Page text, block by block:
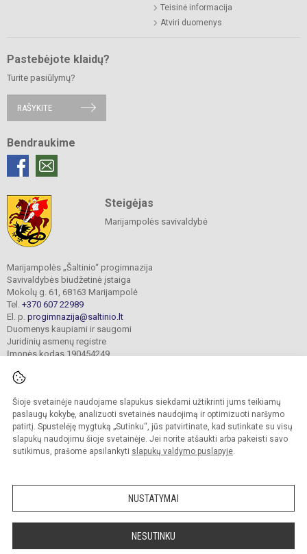
Šioje svetainėje naudojame slapukus siekdami užtikrinti jums teikiamų
paslaugų kokybę, analizuoti svetainės naudojimą ir optimizuoti naršymo
patirtį. Spustelėję mygtuką „Sutinku“, jūs patvirtinate, kad sutinkate su visų
slapukų naudojimu šioje svetainėje. Jei norite atšaukti arba pakeisti savo
sutikimus, prašome apsilankyti slapukų valdymo puslapyje.
NUSTATYMAI
NESUTINKU
Teisinė informacija
Atviri duomenys
Pastebėjote klaidų?
Turite pasiūlymų?
RAŠYKITE
Bendraukime
Steigėjas
Marijampolės savivaldybė
Marijampolės „Šaltinio“ progimnazija
Savivaldybės biudžetinė įstaiga
Mokolų g. 61, 68163 Marijampolė
Tel. +370 607 22989
El. p. progimnazija@saltinio.lt
Duomenys kaupiami ir saugomi
Juridinių asmenų registre
Įmonės kodas 190454249
© 2024. Marijampolės „Šaltinio“ progimnazija. Visos teisės saugomos.
Kopijuoti turinį be raštiško gimnazijos sutikimo griežtai draudžiama.
Prieinamumo paraiška Slapukų valdymas
Sumanus būdas atnaujinti